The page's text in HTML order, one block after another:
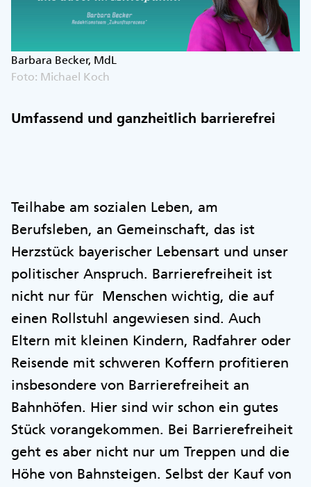
Barbara Becker, MdL
Foto: Michael Koch
Umfassend und ganzheitlich barrierefrei
Teilhabe am sozialen Leben, am
Berufsleben, an Gemeinschaft, das ist
Herzstück bayerischer Lebensart und unser
politischer Anspruch. Barrierefreiheit ist
nicht nur für Menschen wichtig, die auf
einen Rollstuhl angewiesen sind. Auch
Eltern mit kleinen Kindern, Radfahrer oder
Reisende mit schweren Koffern profitieren
insbesondere von Barrierefreiheit an
Bahnhöfen. Hier sind wir schon ein gutes
Stück vorangekommen. Bei Barrierefreiheit
geht es aber nicht nur um Treppen und die
Höhe von Bahnsteigen. Selbst der Kauf von